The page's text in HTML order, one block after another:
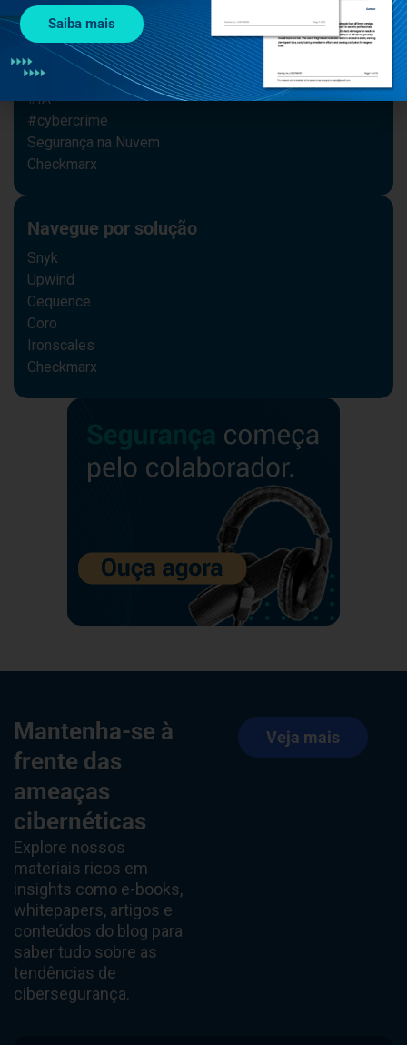
#cybersecurity
Notícias
Upwind
Cequence
#IA
#cybercrime
Segurança na Nuvem
Checkmarx
Navegue por solução
Snyk
Upwind
Cequence
Coro
Ironscales
Checkmarx
Mantenha-se à
frente das
ameaças
cibernéticas
Explore nossos
materiais ricos em
insights como e-books,
whitepapers, artigos e
conteúdos do blog para
saber tudo sobre as
tendências de
cibersegurança.
Veja mais
Saiba mais